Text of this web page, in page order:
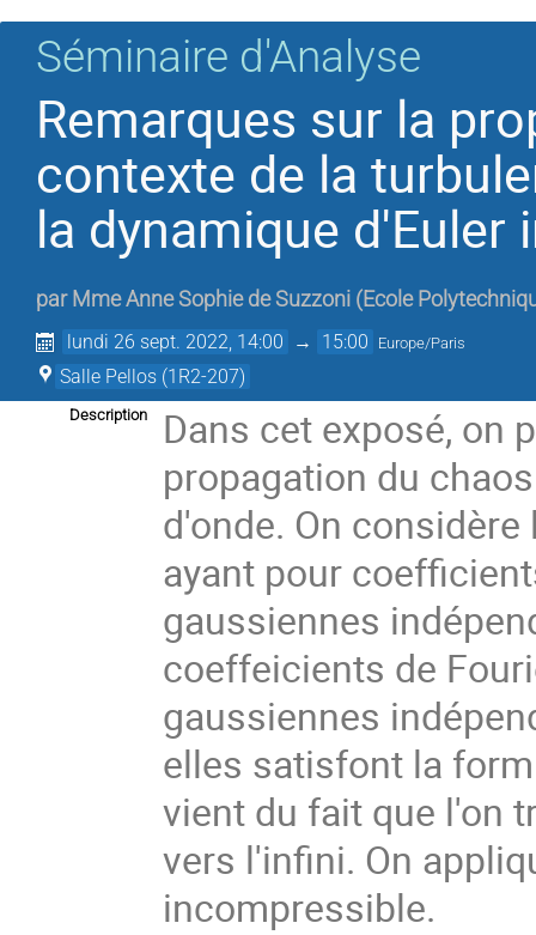
Séminaire d'Analyse
Remarques sur la
contexte de la
la dynamique
par Mme Anne Sophie de Suzzoni (Ecole
lundi 26 sept. 2022, 14:00 → 15:00 Europe/Paris
Salle Pellos (1R2-207)
Description
Dans cet exposé, on
propagation du
d'onde. On
ayant pour
gaussiennes
coeffeicients de
gaussiennes
elles satisfont la
vient du fait que l'on
vers l'infini. On
incompressible.